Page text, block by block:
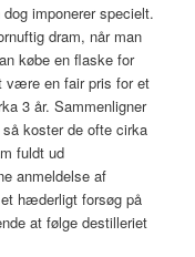
imponerer specielt.
dram, når man
købe en flaske for
være en fair pris for et
3 år. Sammenligner
koster de ofte cirka
fuldt ud
anmeldelse af
hæderligt forsøg på
at følge destilleriet